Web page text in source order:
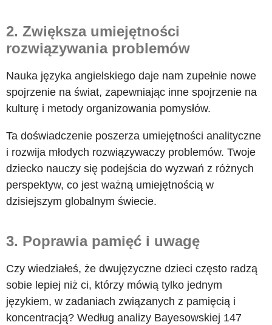
2. Zwiększa umiejętności
rozwiązywania problemów
Nauka języka angielskiego daje nam zupełnie nowe
spojrzenie na świat, zapewniając inne spojrzenie na
kulturę i metody organizowania pomysłów.
Ta doświadczenie poszerza umiejętności analityczne
i rozwija młodych rozwiązywaczy problemów. Twoje
dziecko nauczy się podejścia do wyzwań z różnych
perspektyw, co jest ważną umiejętnością w
dzisiejszym globalnym świecie.
3. Poprawia pamięć i uwagę
Czy wiedziałeś, że dwujęzyczne dzieci często radzą
sobie lepiej niż ci, którzy mówią tylko jednym
językiem, w zadaniach związanych z pamięcią i
koncentracją? Według analizy Bayesowskiej 147